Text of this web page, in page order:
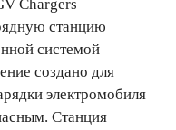
Chargers
станцию
системой
создано для
электромобиля
Станция